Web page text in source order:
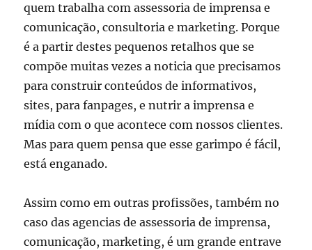
quem trabalha com assessoria de imprensa e
comunicação, consultoria e marketing. Porque
é a partir destes pequenos retalhos que se
compõe muitas vezes a noticia que precisamos
para construir conteúdos de informativos,
sites, para fanpages, e nutrir a imprensa e
mídia com o que acontece com nossos clientes.
Mas para quem pensa que esse garimpo é fácil,
está enganado.
Assim como em outras profissões, também no
caso das agencias de assessoria de imprensa,
comunicação, marketing, é um grande entrave